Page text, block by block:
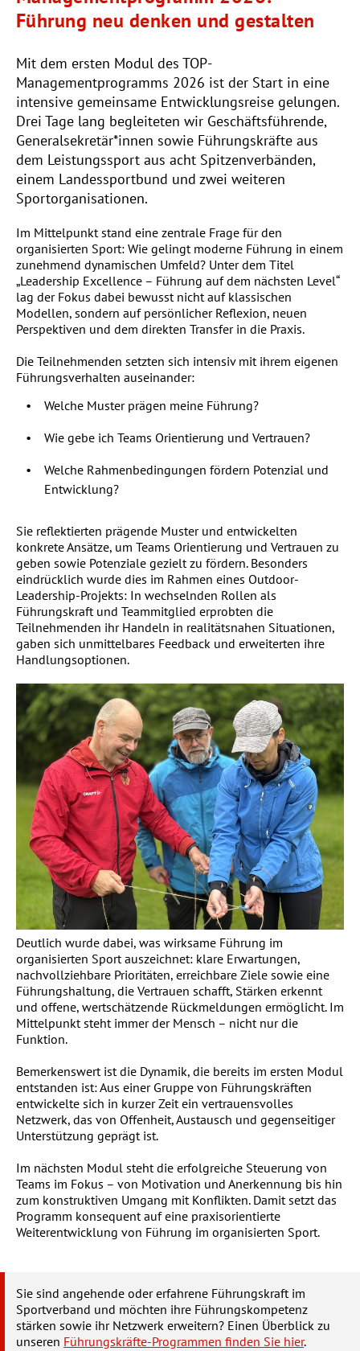
Beratungsangebot Online-Moderation und Zusammenarbeit
Digitalisierungscheck
Satzungscheck
Website-Check
Krisen-PR
Coaching
Vorstand
Mitgliedsverbände
Stellenangebote
Schutz vor interpersonaler Gewalt
AGB
Datenschutz
Impressum
Kontakt
FAQ
Newsletter
Schließen
Führung neu denken und gestalten
Mit dem ersten Modul des TOP-
Managementprogramms 2026 ist der Start in eine
intensive gemeinsame Entwicklungsreise gelungen.
Drei Tage lang begleiteten wir Geschäftsführende,
Generalsekretär*innen sowie Führungskräfte aus
dem Leistungssport aus acht Spitzenverbänden,
einem Landessportbund und zwei weiteren
Sportorganisationen.
Im Mittelpunkt stand eine zentrale Frage für den
organisierten Sport: Wie gelingt moderne Führung in einem
zunehmend dynamischen Umfeld? Unter dem Titel
„Leadership Excellence – Führung auf dem nächsten Level“
lag der Fokus dabei bewusst nicht auf klassischen
Modellen, sondern auf persönlicher Reflexion, neuen
Perspektiven und dem direkten Transfer in die Praxis.
Die Teilnehmenden setzten sich intensiv mit ihrem eigenen
Führungsverhalten auseinander:
Welche Muster prägen meine Führung?
Wie gebe ich Teams Orientierung und Vertrauen?
Welche Rahmenbedingungen fördern Potenzial und
Entwicklung?
Sie reflektierten prägende Muster und entwickelten
konkrete Ansätze, um Teams Orientierung und Vertrauen zu
geben sowie Potenziale gezielt zu fördern. Besonders
eindrücklich wurde dies im Rahmen eines Outdoor-
Leadership-Projekts: In wechselnden Rollen als
Führungskraft und Teammitglied erprobten die
Teilnehmenden ihr Handeln in realitätsnahen Situationen,
gaben sich unmittelbares Feedback und erweiterten ihre
Handlungsoptionen.
Deutlich wurde dabei, was wirksame Führung im
organisierten Sport auszeichnet: klare Erwartungen,
nachvollziehbare Prioritäten, erreichbare Ziele sowie eine
Führungshaltung, die Vertrauen schafft, Stärken erkennt
und offene, wertschätzende Rückmeldungen ermöglicht. Im
Mittelpunkt steht immer der Mensch – nicht nur die
Funktion.
Bemerkenswert ist die Dynamik, die bereits im ersten Modul
entstanden ist: Aus einer Gruppe von Führungskräften
entwickelte sich in kurzer Zeit ein vertrauensvolles
Netzwerk, das von Offenheit, Austausch und gegenseitiger
Unterstützung geprägt ist.
Im nächsten Modul steht die erfolgreiche Steuerung von
Teams im Fokus – von Motivation und Anerkennung bis hin
zum konstruktiven Umgang mit Konflikten. Damit setzt das
Programm konsequent auf eine praxisorientierte
Weiterentwicklung von Führung im organisierten Sport.
Sie sind angehende oder erfahrene Führungskraft im
Sportverband und möchten ihre Führungskompetenz
stärken sowie ihr Netzwerk erweitern? Einen Überblick zu
unseren Führungskräfte-Programmen finden Sie hier.